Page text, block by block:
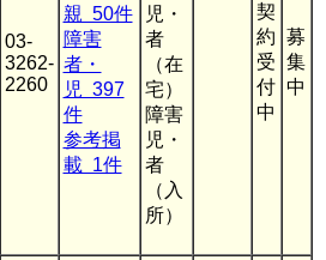
03-
3262-
2260
親 50件
障害
者・
児 397
件
参考掲
載 1件
児・
者
（在
宅）
障害
児・
者
（入
所）
契
約
受
付
中
募
集
中